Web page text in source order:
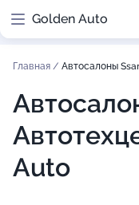
Golden Auto
Главная / Автосалоны
Auto